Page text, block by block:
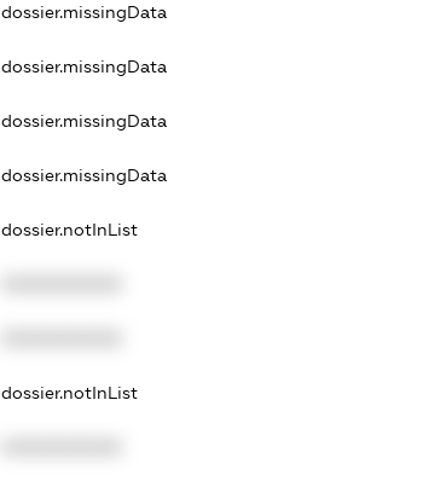
dossier.missingData
dossier.missingData
dossier.missingData
dossier.missingData
dossier.notInList
dossier.notInList